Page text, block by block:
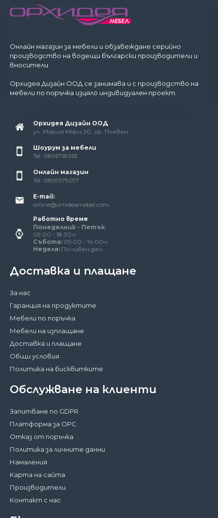
Онлайн магазин за мебели и обзавеждане серийно
производство на водещи български производители и
вносители.
Орхидея Дизайн ООД се занимава и с производство на
мебели по поръчка изцяло индивидуален проект.
Орхидея Дизайн ООД
ул. Мария Кюри 20, гр. Плевен
Шоурум за мебели
Tel: 0896718365
Онлайн магазин
Tel: 0899979297
E-mail:
online@orhideamebel.com
Работно време
Понеделник - Петък:
09:00 - 18:30ч.
Събота: 09:00 - 14:00ч.
Неделя: Почивен ден
Доставка и плащане
За нас
Гаранция на продуктите
Мебели по поръчка
Мебели на изплащане
Доставка и плащане
Общи условия
Политика на бисквитките
Обслужване на клиенти
Запитване по GDPR
Платформа за ОРС
Отказ от поръчка
Политика за личните данни
Намаления
Карта на сайта
Производители
Контакт с нас